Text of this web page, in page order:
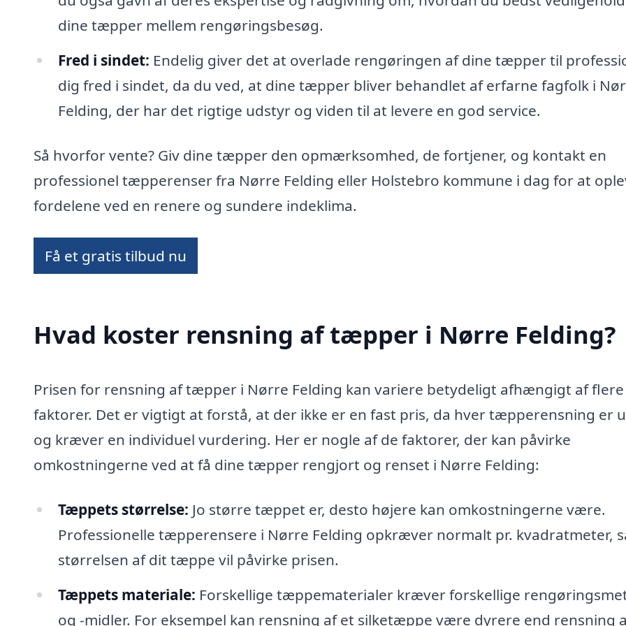
dine tæpper mellem rengøringsbesøg.
Fred i sindet: Endelig giver det at overlade rengøringen af dine tæpper til
dig fred i sindet, da du ved, at dine tæpper bliver behandlet af erfarne fagfolk i
Felding, der har det rigtige udstyr og viden til at levere en god service.
Så hvorfor vente? Giv dine tæpper den opmærksomhed, de fortjener, og kontakt en
professionel tæpperenser fra Nørre Felding eller Holstebro kommune i dag for at
fordelene ved en renere og sundere indeklima.
Få et gratis tilbud nu
Hvad koster rensning af tæpper i Nørre Felding?
Prisen for rensning af tæpper i Nørre Felding kan variere betydeligt afhængigt af flere
faktorer. Det er vigtigt at forstå, at der ikke er en fast pris, da hver tæpperensning er
og kræver en individuel vurdering. Her er nogle af de faktorer, der kan påvirke
omkostningerne ved at få dine tæpper rengjort og renset i Nørre Felding:
Tæppets størrelse: Jo større tæppet er, desto højere kan omkostningerne være.
Professionelle tæpperensere i Nørre Felding opkræver normalt pr. kvadratmeter,
størrelsen af dit tæppe vil påvirke prisen.
Tæppets materiale: Forskellige tæppematerialer kræver forskellige
og -midler. For eksempel kan rensning af et silketæppe være dyrere end rensning